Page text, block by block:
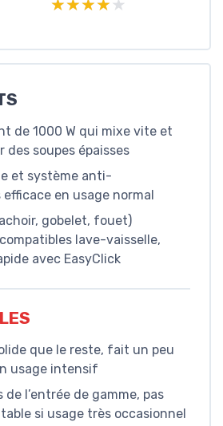
★★★★★
★★★★★
de 1000 W qui mixe vite et
des soupes épaisses
et système anti-
efficace en usage normal
gobelet, fouet)
lave-vaisselle,
avec EasyClick
que le reste, fait un peu
usage intensif
l’entrée de gamme, pas
si usage très occasionnel